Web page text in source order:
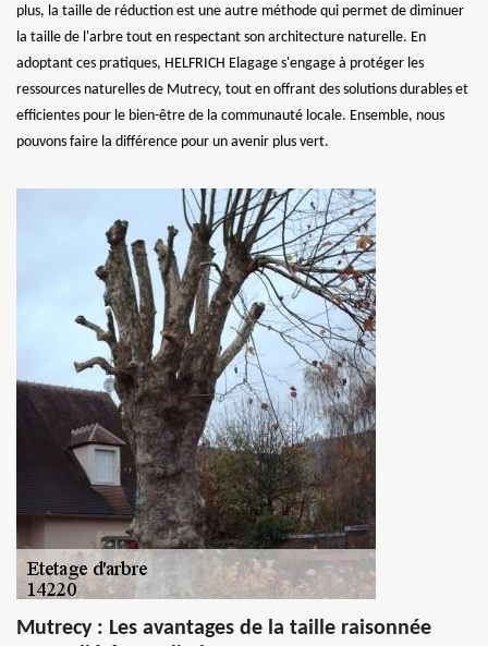
plus, la taille de réduction est une autre méthode qui permet de diminuer
la taille de l'arbre tout en respectant son architecture naturelle. En
adoptant ces pratiques, HELFRICH Elagage s'engage à protéger les
ressources naturelles de Mutrecy, tout en offrant des solutions durables et
efficientes pour le bien-être de la communauté locale. Ensemble, nous
pouvons faire la différence pour un avenir plus vert.
Mutrecy : Les avantages de la taille raisonnée